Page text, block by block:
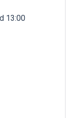
13:00